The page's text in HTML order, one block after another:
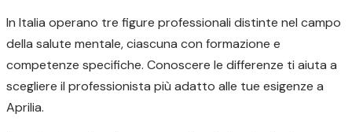
In Italia operano tre figure professionali distinte nel campo
della salute mentale, ciascuna con formazione e
competenze specifiche. Conoscere le differenze ti aiuta a
scegliere il professionista più adatto alle tue esigenze a
Aprilia.